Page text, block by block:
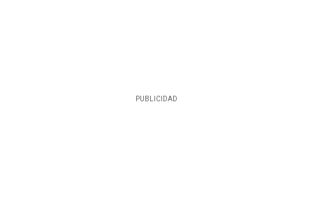
PUBLICIDAD